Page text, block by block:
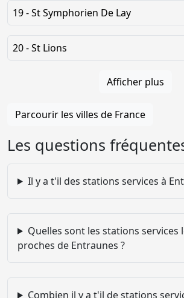
19 - St Symphorien De Lay
20 - St Lions
Afficher plus
Parcourir les villes de France
Les questions
Il y a t'il des stations services à
Quelles sont les stations services
proches de Entraunes ?
Combien il y a t'il de stations